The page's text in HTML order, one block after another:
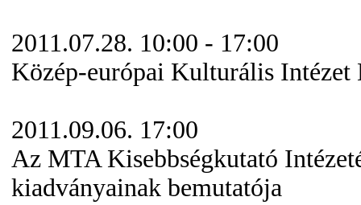
2011.07.28. 10:00 - 17:00
Közép-európai Kulturális Intézet
2011.09.06. 17:00
Az MTA Kisebbségkutató
kiadványainak bemutatója